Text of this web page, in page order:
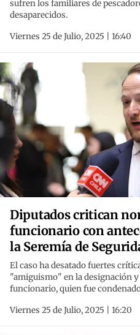
sufren los familiares de
desaparecidos.
Viernes 25 de Julio, 2025 | 16:40
Diputados critican
funcionario con
la Seremía de
El caso ha desatado fuertes
"amiguismo" en la designación
funcionario, quien fue
Viernes 25 de Julio, 2025 | 16:20